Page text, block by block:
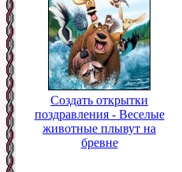
Создать открытки
поздравления - Веселые
животные плывут на
бревне